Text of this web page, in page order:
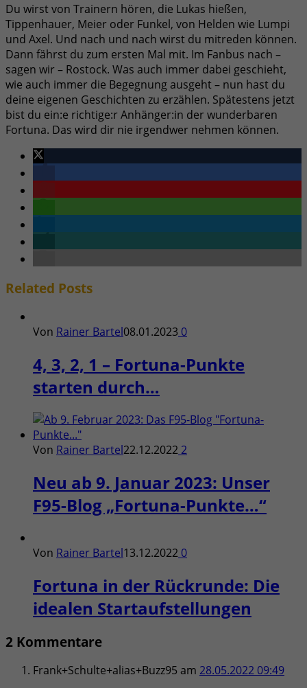
Du wirst von Trainern hören, die Lukas hießen,
Tippenhauer, Meier oder Funkel, von Helden wie Lumpi
und Axel. Und nach und nach wirst du mitreden können.
Dann fährst du zum ersten Mal mit. Im Fanbus nach –
sagen wir – Rostock. Was auch immer dabei geschieht,
wie auch immer die Begegnung ausgeht – nun hast du
deine eigenen Geschichten zu erzählen. Spätestens jetzt
bist du ein:e richtige:r Anhänger:in der wunderbaren
Fortuna. Das wird dir nie irgendwer nehmen können.
Related Posts
Von Rainer Bartel08.01.2023 0
4, 3, 2, 1 – Fortuna-Punkte
starten durch…
Von Rainer Bartel22.12.2022 2
Neu ab 9. Januar 2023: Unser
F95-Blog „Fortuna-Punkte…“
Von Rainer Bartel13.12.2022 0
Fortuna in der Rückrunde: Die
idealen Startaufstellungen
2 Kommentare
Frank+Schulte+alias+Buzz95 am 28.05.2022 09:49